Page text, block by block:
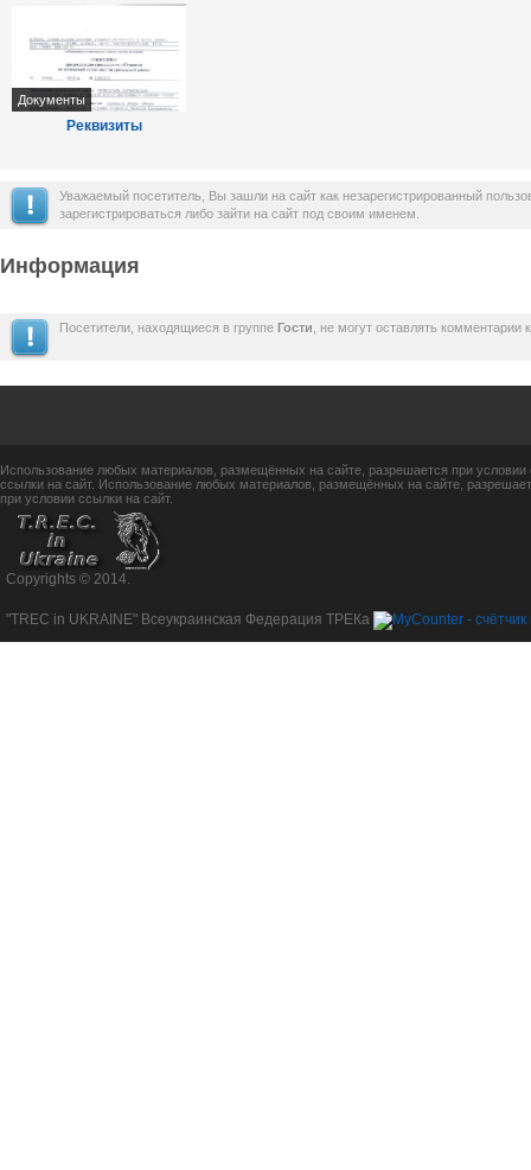
Реквизиты
Документы
Уважаемый посетитель, Вы зашли на сайт как незарегистрированный
зарегистрироваться либо зайти на сайт под своим именем.
Информация
Посетители, находящиеся в группе Гости , не могут оставлять комментарии
Использование любых материалов, размещённых на сайте, разрешается при
ссылки на сайт. Использование любых материалов, размещённых на сайте,
при условии ссылки на сайт.
Copyrights © 2014.
"TREC in UKRAINE" Всеукраинская Федерация ТРЕКа